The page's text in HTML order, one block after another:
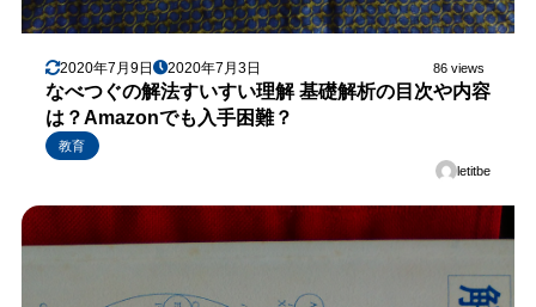
2020年7月9日 2020年7月3日 86 views
なべつぐの解法すいすい理解 基礎解析の目次や内容
は？Amazonでも入手困難？
教育
letitbe